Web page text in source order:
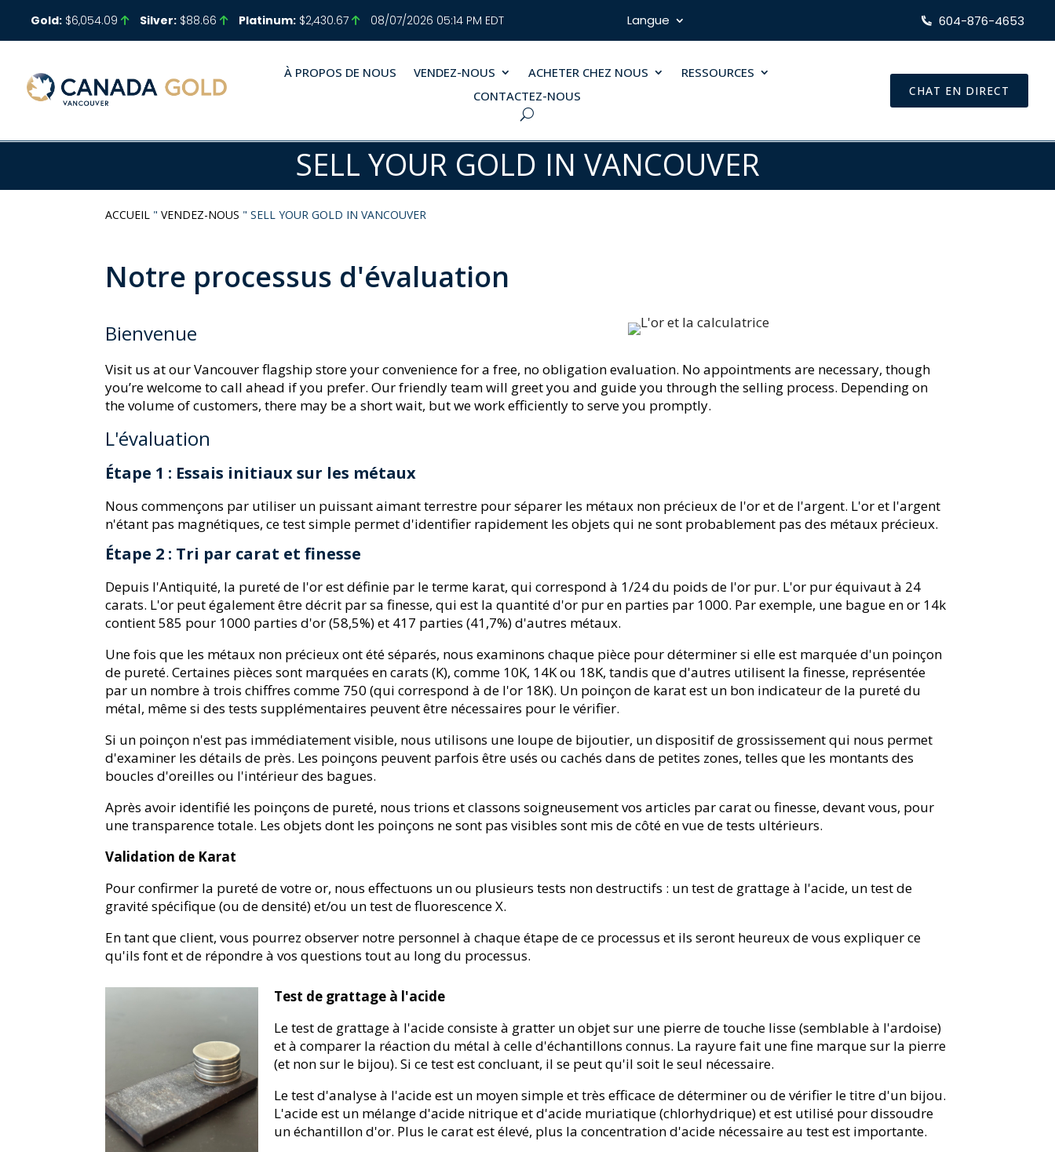
Gold:$6,054.09 Silver:$88.66 Platinum:$2,430.67 08/07/2026 05:14 PM EDT Langue 604-876-4653
À PROPOS DE NOUS VENDEZ-NOUS ACHETER CHEZ NOUS
RESSOURCES
CONTACTEZ-NOUS
CHAT EN DIRECT
SELL YOUR GOLD IN VANCOUVER
ACCUEIL "VENDEZ-NOUS "SELL YOUR GOLD IN VANCOUVER
Notre processus d'évaluation
Bienvenue
Visit us at our Vancouver flagship store your convenience for a free, no obligation evaluation. No appointments are necessary, though
you’re welcome to call ahead if you prefer. Our friendly team will greet you and guide you through the selling process. Depending on
the volume of customers, there may be a short wait, but we work efficiently to serve you promptly.
L'évaluation
Étape 1 : Essais initiaux sur les métaux
Nous commençons par utiliser un puissant aimant terrestre pour séparer les métaux non précieux de l'or et de l'argent. L'or et l'argent
n'étant pas magnétiques, ce test simple permet d'identifier rapidement les objets qui ne sont probablement pas des métaux précieux.
Étape 2 : Tri par carat et finesse
Depuis l'Antiquité, la pureté de l'or est définie par le terme karat, qui correspond à 1/24 du poids de l'or pur. L'or pur équivaut à 24
carats. L'or peut également être décrit par sa finesse, qui est la quantité d'or pur en parties par 1000. Par exemple, une bague en or 14k
contient 585 pour 1000 parties d'or (58,5%) et 417 parties (41,7%) d'autres métaux.
Une fois que les métaux non précieux ont été séparés, nous examinons chaque pièce pour déterminer si elle est marquée d'un poinçon
de pureté. Certaines pièces sont marquées en carats (K), comme 10K, 14K ou 18K, tandis que d'autres utilisent la finesse, représentée
par un nombre à trois chiffres comme 750 (qui correspond à de l'or 18K). Un poinçon de karat est un bon indicateur de la pureté du
métal, même si des tests supplémentaires peuvent être nécessaires pour le vérifier.
Si un poinçon n'est pas immédiatement visible, nous utilisons une loupe de bijoutier, un dispositif de grossissement qui nous permet
d'examiner les détails de près. Les poinçons peuvent parfois être usés ou cachés dans de petites zones, telles que les montants des
boucles d'oreilles ou l'intérieur des bagues.
Après avoir identifié les poinçons de pureté, nous trions et classons soigneusement vos articles par carat ou finesse, devant vous, pour
une transparence totale. Les objets dont les poinçons ne sont pas visibles sont mis de côté en vue de tests ultérieurs.
Validation de Karat
Pour confirmer la pureté de votre or, nous effectuons un ou plusieurs tests non destructifs : un test de grattage à l'acide, un test de
gravité spécifique (ou de densité) et/ou un test de fluorescence X.
En tant que client, vous pourrez observer notre personnel à chaque étape de ce processus et ils seront heureux de vous expliquer ce
qu'ils font et de répondre à vos questions tout au long du processus.
Test de grattage à l'acide
Le test de grattage à l'acide consiste à gratter un objet sur une pierre de touche lisse (semblable à l'ardoise)
et à comparer la réaction du métal à celle d'échantillons connus. La rayure fait une fine marque sur la pierre
(et non sur le bijou). Si ce test est concluant, il se peut qu'il soit le seul nécessaire.
Le test d'analyse à l'acide est un moyen simple et très efficace de déterminer ou de vérifier le titre d'un bijou.
L'acide est un mélange d'acide nitrique et d'acide muriatique (chlorhydrique) et est utilisé pour dissoudre
un échantillon d'or. Plus le carat est élevé, plus la concentration d'acide nécessaire au test est importante.